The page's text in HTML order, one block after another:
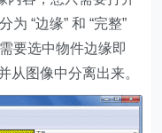
为 “边缘” 和 “完整”
要选中物件边缘即
从图像中分离出来。